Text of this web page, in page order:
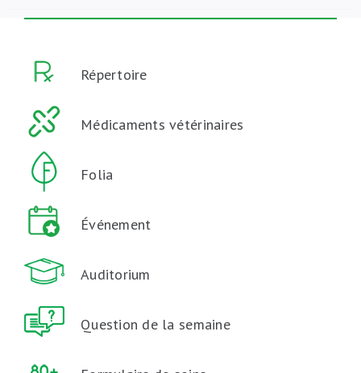
Répertoire
Médicaments vétérinaires
Folia
Événement
Auditorium
Question de la semaine